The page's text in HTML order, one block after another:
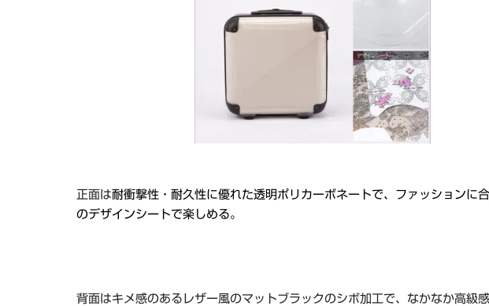
正面は耐衝撃性・耐久性に優れた透明ポリカーボネートで、ファッションに
のデザインシートで楽しめる。
背面はキメ感のあるレザー風のマットブラックのシボ加工で、なかなか高級感